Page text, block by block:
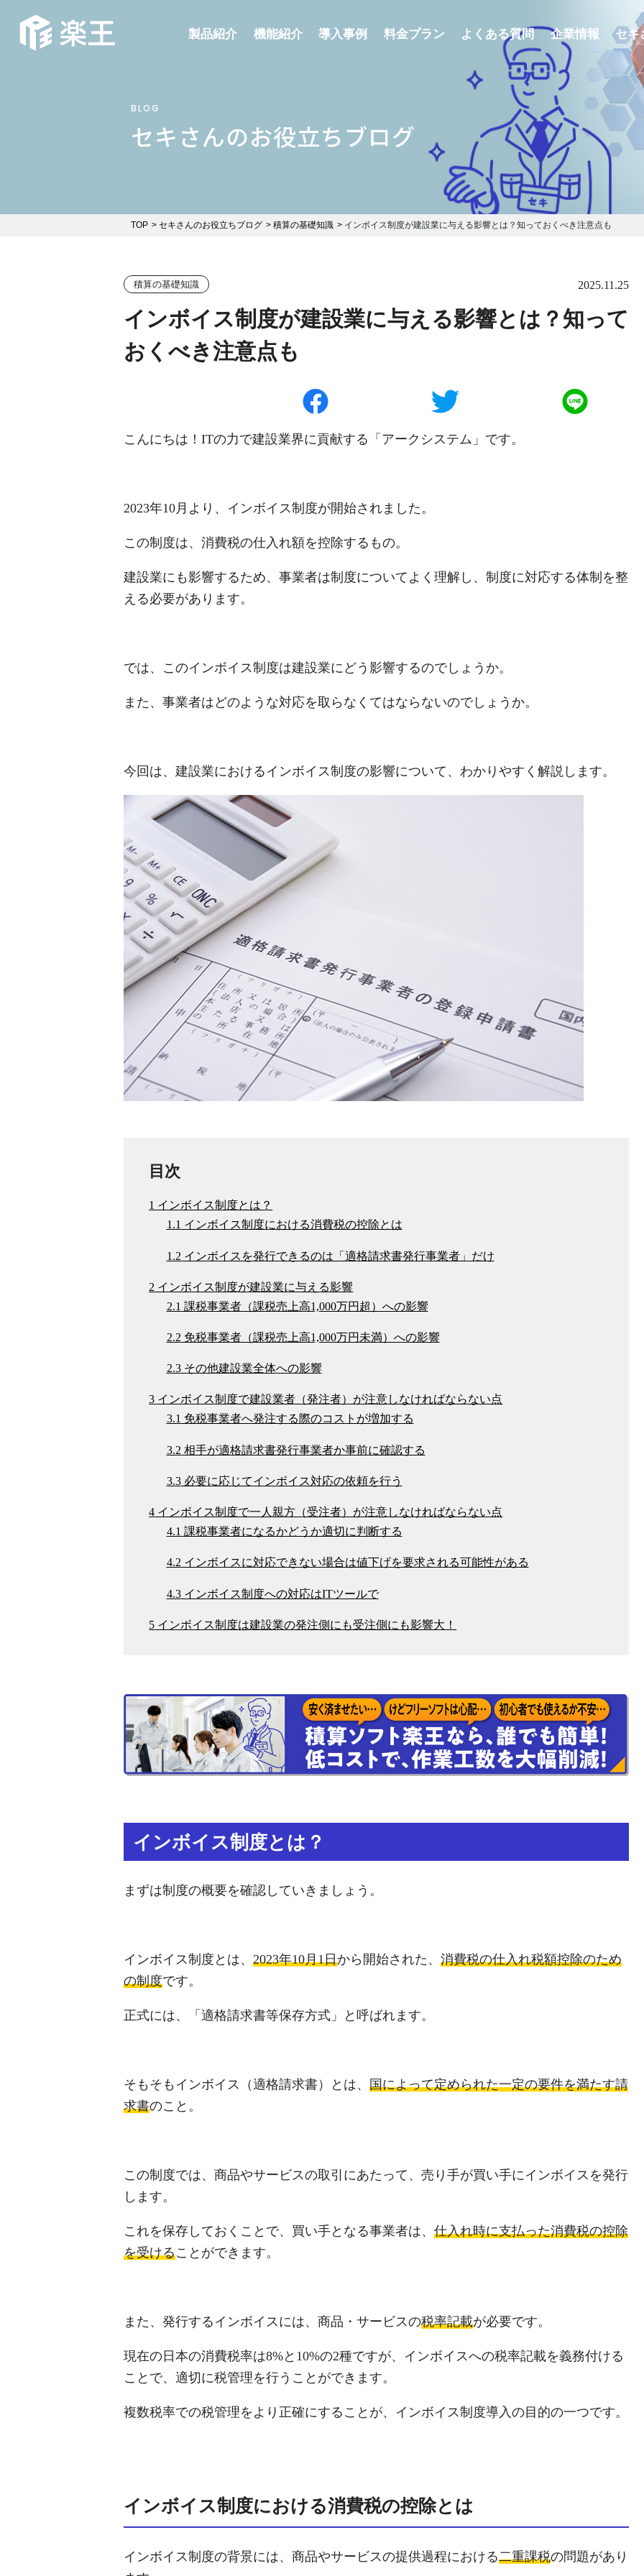
製品紹介 機能紹介 導入事例 料金プラン よくある質問 企業情報 セキ
BLOG
セキさんのお役立ちブログ
TOP セキさんのお役立ちブログ 積算の基礎知識 インボイス制度が建設業に与える影響とは？知っておくべき注意点も
積算の基礎知識 2025.11.25
インボイス制度が建設業に与える影響とは？知って
おくべき注意点も
こんにちは！ITの力で建設業界に貢献する「アークシステム」です。
2023年10月より、インボイス制度が開始されました。
この制度は、消費税の仕入れ額を控除するもの。
建設業にも影響するため、事業者は制度についてよく理解し、制度に対応する体制を整
える必要があります。
では、このインボイス制度は建設業にどう影響するのでしょうか。
また、事業者はどのような対応を取らなくてはならないのでしょうか。
今回は、建設業におけるインボイス制度の影響について、わかりやすく解説します。
目次
1 インボイス制度とは？
1.1 インボイス制度における消費税の控除とは
1.2 インボイスを発行できるのは「適格請求書発行事業者」だけ
2 インボイス制度が建設業に与える影響
2.1 課税事業者（課税売上高1,000万円超）への影響
2.2免税事業者（課税売上高1,000万円未満）への影響
2.3その他建設業全体への影響
3 インボイス制度で建設業者（発注者）が注意しなければならない点
3.1 免税事業者へ発注する際のコストが増加する
3.2相手が適格請求書発行事業者か事前に確認する
3.3必要に応じてインボイス対応の依頼を行う
4 インボイス制度で一人親方（受注者）が注意しなければならない点
4.1 課税事業者になるかどうか適切に判断する
4.2インボイスに対応できない場合は値下げを要求される可能性がある
4.3インボイス制度への対応はITツールで
5 インボイス制度は建設業の発注側にも受注側にも影響大！
インボイス制度とは？
まずは制度の概要を確認していきましょう。
インボイス制度とは、 2023年10月1日から開始された、 消費税の仕入れ税額控除のため
の制度です。
正式には、「適格請求書等保存方式」と呼ばれます。
そもそもインボイス（適格請求書）とは、 国によって定められた一定の要件を満たす請
求書のこと。
この制度では、商品やサービスの取引にあたって、売り手が買い手にインボイスを発行
します。
これを保存しておくことで、買い手となる事業者は、 仕入れ時に支払った消費税の控除
を受けることができます。
また、発行するインボイスには、商品・サービスの税率記載が必要です。
現在の日本の消費税率は8%と10%の2種ですが、インボイスへの税率記載を義務付ける
ことで、適切に税管理を行うことができます。
複数税率での税管理をより正確にすることが、インボイス制度導入の目的の一つです。
インボイス制度における消費税の控除とは
インボイス制度の背景には、商品やサービスの提供過程における二重課税の問題があり